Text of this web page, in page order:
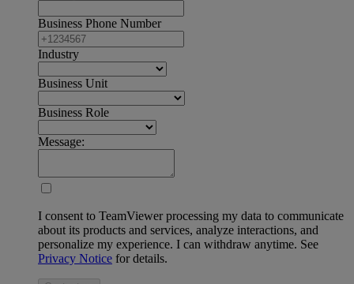
Business Phone Number
Industry
Business Unit
Business Role
Message:
I consent to TeamViewer processing my data to communicate
about its products and services, analyze interactions, and
personalize my experience. I can withdraw anytime. See
Privacy Notice for details.